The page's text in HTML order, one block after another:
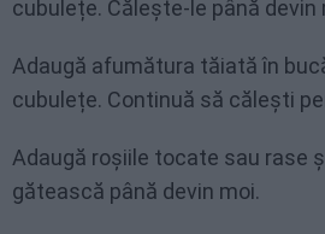
cubulețe. Călește-le până devin
Adaugă afumătura tăiată în
cubulețe. Continuă să călești
Adaugă roșiile tocate sau rase
gătească până devin moi.